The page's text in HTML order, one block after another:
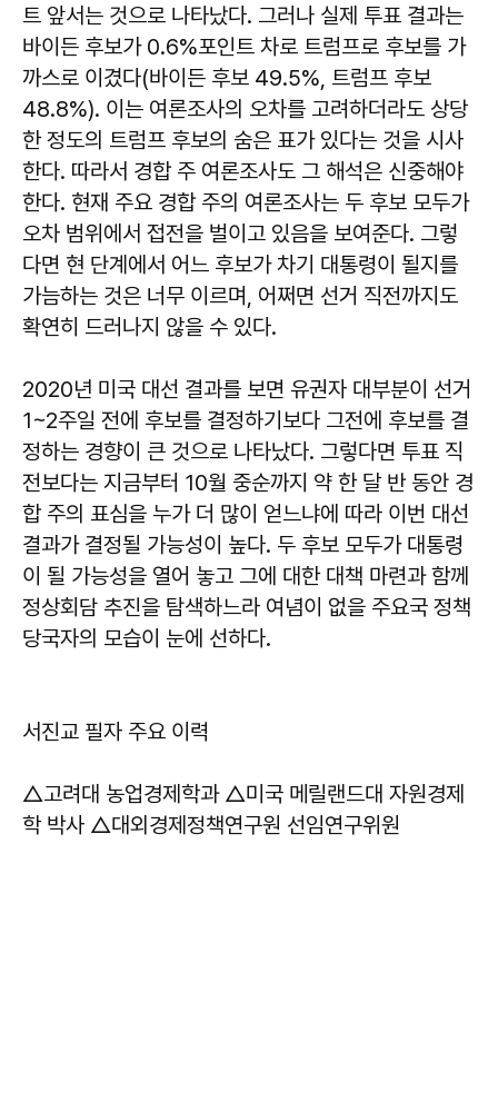
트 앞서는 것으로 나타났다. 그러나 실제 투표 결과는
바이든 후보가 0.6%포인트 차로 트럼프로 후보를 가
까스로 이겼다(바이든 후보 49.5%, 트럼프 후보
48.8%). 이는 여론조사의 오차를 고려하더라도 상당
한 정도의 트럼프 후보의 숨은 표가 있다는 것을 시사
한다. 따라서 경합 주 여론조사도 그 해석은 신중해야
한다. 현재 주요 경합 주의 여론조사는 두 후보 모두가
오차 범위에서 접전을 벌이고 있음을 보여준다. 그렇
다면 현 단계에서 어느 후보가 차기 대통령이 될지를
가늠하는 것은 너무 이르며, 어쩌면 선거 직전까지도
확연히 드러나지 않을 수 있다.
2020년 미국 대선 결과를 보면 유권자 대부분이 선거
1~2주일 전에 후보를 결정하기보다 그전에 후보를 결
정하는 경향이 큰 것으로 나타났다. 그렇다면 투표 직
전보다는 지금부터 10월 중순까지 약 한 달 반 동안 경
합 주의 표심을 누가 더 많이 얻느냐에 따라 이번 대선
결과가 결정될 가능성이 높다. 두 후보 모두가 대통령
이 될 가능성을 열어 놓고 그에 대한 대책 마련과 함께
정상회담 추진을 탐색하느라 여념이 없을 주요국 정책
당국자의 모습이 눈에 선하다.
서진교 필자 주요 이력
△고려대 농업경제학과 △미국 메릴랜드대 자원경제
학 박사 △대외경제정책연구원 선임연구위원